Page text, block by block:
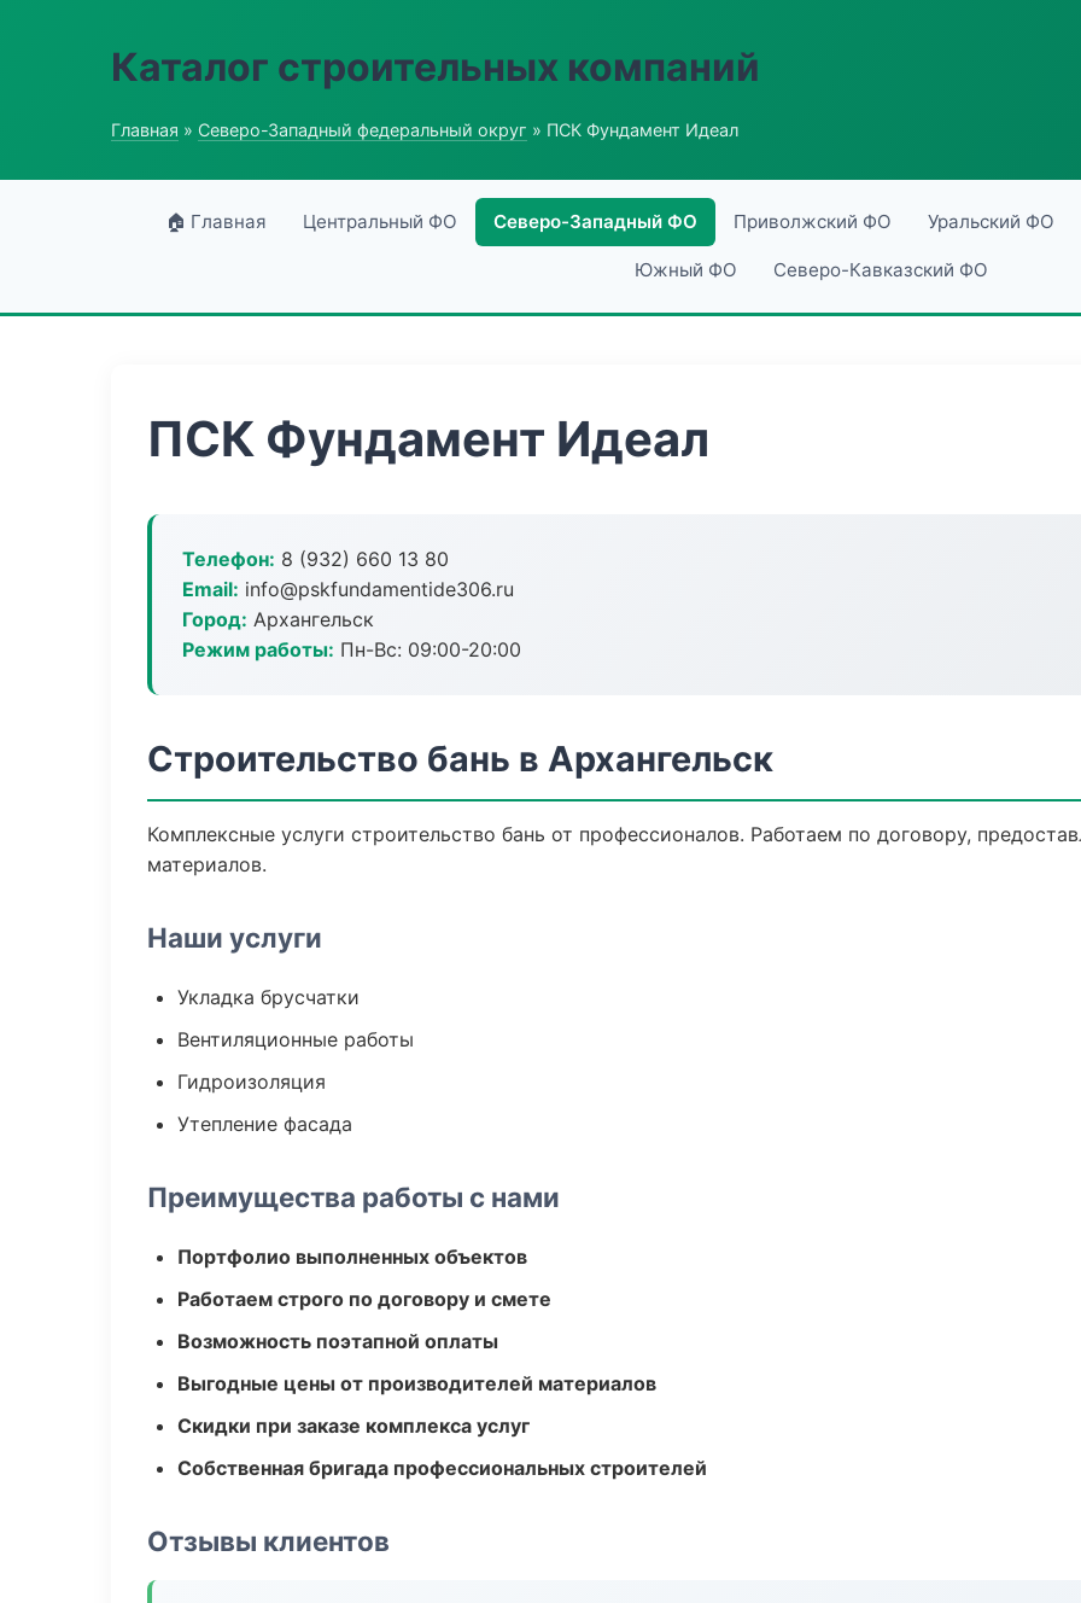
Каталог строительных компаний
Главная » Северо-Западный федеральный округ » ПСК Фундамент Идеал
🏠 Главная Центральный ФО Северо-Западный ФО Приволжский ФО Уральский ФО
Южный ФО Северо-Кавказский ФО
ПСК Фундамент Идеал
Телефон: 8 (932) 660 13 80
Email: info@pskfundamentide306.ru
Город: Архангельск
Режим работы: Пн-Вс: 09:00-20:00
Строительство бань в Архангельск
Комплексные услуги строительство бань от профессионалов. Работаем по договору,
материалов.
Наши услуги
Укладка брусчатки
Вентиляционные работы
Гидроизоляция
Утепление фасада
Преимущества работы с нами
Портфолио выполненных объектов
Работаем строго по договору и смете
Возможность поэтапной оплаты
Выгодные цены от производителей материалов
Скидки при заказе комплекса услуг
Собственная бригада профессиональных строителей
Отзывы клиентов